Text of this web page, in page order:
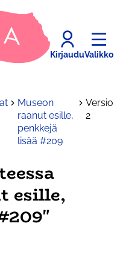
KirjauduValikko
Museon
raanut esille,
penkkejä
lisää #209
Versio
2
esille,